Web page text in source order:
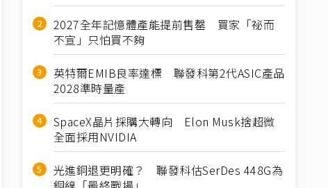
2027全年記憶體產能提前售罄 買家「祕而
不宣」只怕買不夠
英特爾EMIB良率達標 聯發科第2代ASIC產品
2028準時量產
SpaceX晶片採購大轉向 Elon Musk捨超微
全面採用NVIDIA
光進銅退更明確？ 聯發科估SerDes 448G為